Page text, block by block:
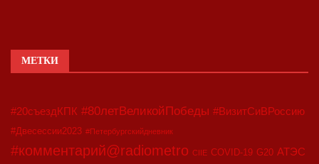
МЕТКИ
#20съездКПК #80летВеликойПобеды #ВизитСиВРоссию
#Двесессии2023 #Петербургскийдневник
#комментарий@radiometro CIIE COVID-19 G20 АТЭС